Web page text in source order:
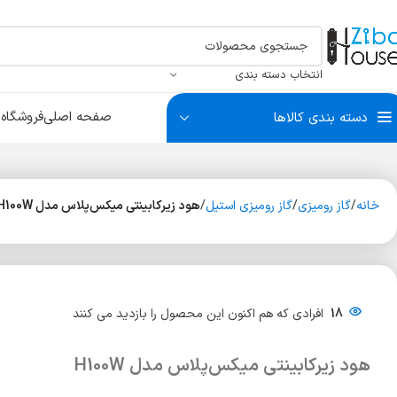
انتخاب دسته بندی
دسته بندی کالاها
سبد البسه سبد ریلی سبد بست آتاژور بست آینه و شیشه بست درکوب و چشمی
سیلندر
ضربه
صفحه اصلیفروشگاه
خانه گاز رومیزی گاز رومیزی استیل هود زیرکابینتی میکس‌پلاس مدل H100W
18 افرادی که هم اکنون این محصول را بازدید می کنند
هود زیرکابینتی میکس‌پلاس مدل H100W